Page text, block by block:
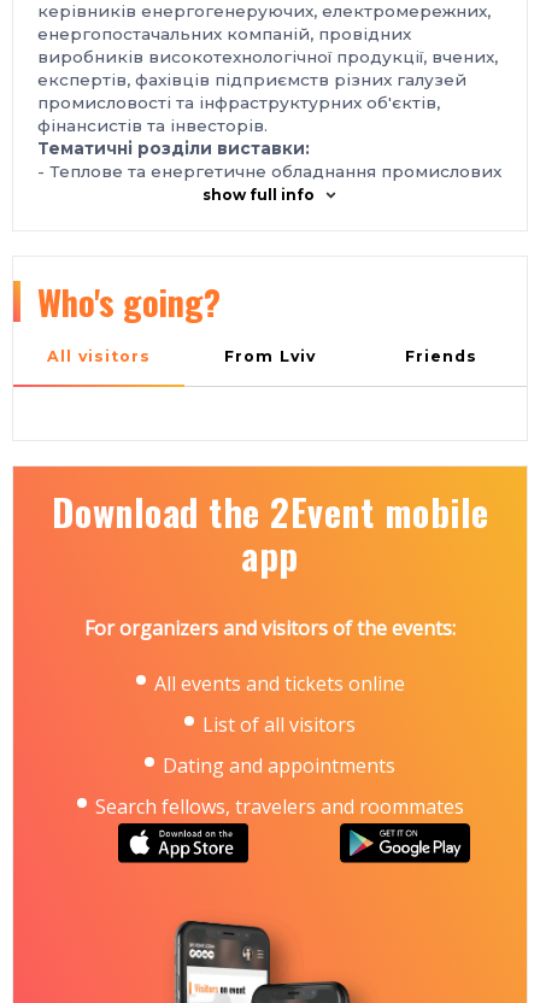
керівників енергогенеруючих, електромережних,
енергопостачальних компаній, провідних
виробників високотехнологічної продукції, вчених,
експертів, фахівців підприємств різних галузей
промисловості та інфраструктурних об'єктів,
фінансистів та інвесторів.
Тематичні розділи виставки:
- Теплове та енергетичне обладнання промислових
- Світлотехнічне обладнання;
- Кабельно-провідникова продукція;
Місце проведення:
e-mail: lyudmila@iec-expo.com.ua
show full info
Who's going?
All visitors From Lviv Friends
Download the 2Event mobile
app
For organizers and visitors of the events:
All events and tickets online
List of all visitors
Dating and appointments
Search fellows, travelers and roommates